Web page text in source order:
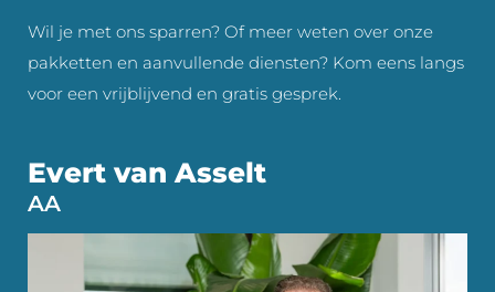
Wil je met ons sparren? Of meer weten over onze
pakketten en aanvullende diensten? Kom eens langs
voor een vrijblijvend en gratis gesprek.
Evert van Asselt
AA